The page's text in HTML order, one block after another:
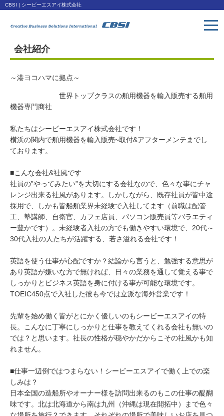
CBSI | シービーエスアイ株式会社
Products
Company
アクセス
Access
求人・会社紹介
Recruit
会社見学
Visit CBSI
お問い合わせ
会社紹介
～港ヨコハマに拠点～
世界トップクラスの舶用機器を輸入販売する舶用
機器専門商社
私たちはシービーエスアイ株式会社です！
横浜の関内で舶用機器を輸入販売~取付&アフターメンテまでし
ております。
■こんな会社&社風です
社員の”やってみたい”を大切にする会社なので、色々な事にチャ
レンジ出来る社風があります。しかしながら、既存社員が皆中途
採用で、しかも皆船舶業界未経験で入社してます（前職は配管
工、塾講師、自衛官、カフェ店員、パソコン販売員等バラエティ
ー豊かです）。未経験者入社の方でも働きやすい環境で、20代～
30代入社の人たちが活躍する、若さ溢れる会社です！
英語を使う仕事が心配ですか？結論から言うと、勉強する意思が
あり英語が嫌いな方で無ければ、日々の業務を通して覚える事で
しっかりとビジネス英語を身に付ける事が可能な環境です。
TOEIC450点で入社した彼も今では立派な海外営業です！
先輩を始め働く皆がとにかく優しいのもシービーエスアイの特
長。こんなに丁寧にしっかりと仕事を教えてくれる会社も無いの
では？と思います。社長の性格が穏やかだからこその社風かも知
れません。
■仕事一辺倒ではつまらない！シービーエスアイで働く上での楽
しみは？
日本全国の造船所やオーナー様を訪問出来るのもこの仕事の醍醐
味です。北は北海道から南は九州（沖縄は現在開拓中）まで色々